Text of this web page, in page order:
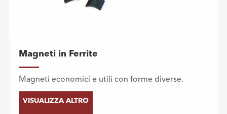
Magneti in Ferrite
Magneti economici e utili con forme diverse.
VISUALIZZA ALTRO